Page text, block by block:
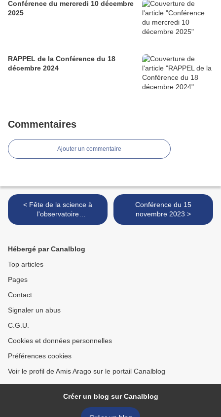
Conférence du mercredi 10 décembre
2025
RAPPEL de la Conférence du 18
décembre 2024
Commentaires
Ajouter un commentaire
< Fête de la science à
l'observatoire
océanologique de Banyuls
Conférence du 15
novembre 2023 >
Hébergé par Canalblog
Top articles
Pages
Contact
Signaler un abus
C.G.U.
Cookies et données personnelles
Préférences cookies
Voir le profil de Amis Arago sur le portail Canalblog
Créer un blog sur Canalblog